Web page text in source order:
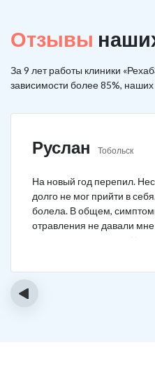
Отзывы
За 9 лет работы клиники
зависимости более 85%,
Руслан Тобольск
На новый год перепил.
долго не мог прийти в
болела. В общем,
отравления не давали
вызвал врача на дом.
нарколог, поставил мне
стало легче.
‹